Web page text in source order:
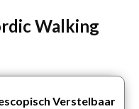
Walking
Verstelbaar